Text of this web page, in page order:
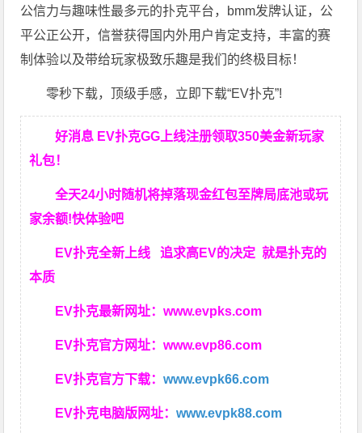
公信力与趣味性最多元的扑克平台，bmm发牌认证，公
平公正公开，信誉获得国内外用户肯定支持，丰富的赛
制体验以及带给玩家极致乐趣是我们的终极目标！
零秒下载，顶级手感，立即下载“EV扑克”!
好消息 EV扑克GG上线注册领取350美金新玩家
礼包！
全天24小时随机将掉落现金红包至牌局底池或玩
家余额!快体验吧
EV扑克全新上线 追求高EV的决定就是扑克的
本质
EV扑克最新网址：www.evpks.com
EV扑克官方网址：www.evp86.com
EV扑克官方下载：www.evpk66.com
EV扑克电脑版网址：www.evpk88.com